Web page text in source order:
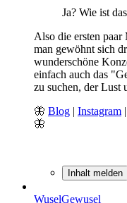
Ja? Wie ist
Also die ersten paar
man gewöhnt sich
wunderschöne
einfach auch das
zu suchen, der Lust
🦋 Blog | Instagram |
🦋
Inhalt melden
WuselGewusel